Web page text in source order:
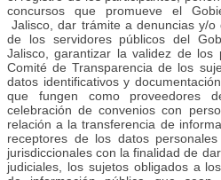
concursos que promueve el
Jalisco, dar trámite a denuncias y/
de los servidores públicos del
Jalisco, garantizar la validez de los
Comité de Transparencia de los
datos identificativos y
que fungen como proveedores
celebración de convenios con
relación a la transferencia de
receptores de los datos
jurisdiccionales con la finalidad de
judiciales, los sujetos obligados a